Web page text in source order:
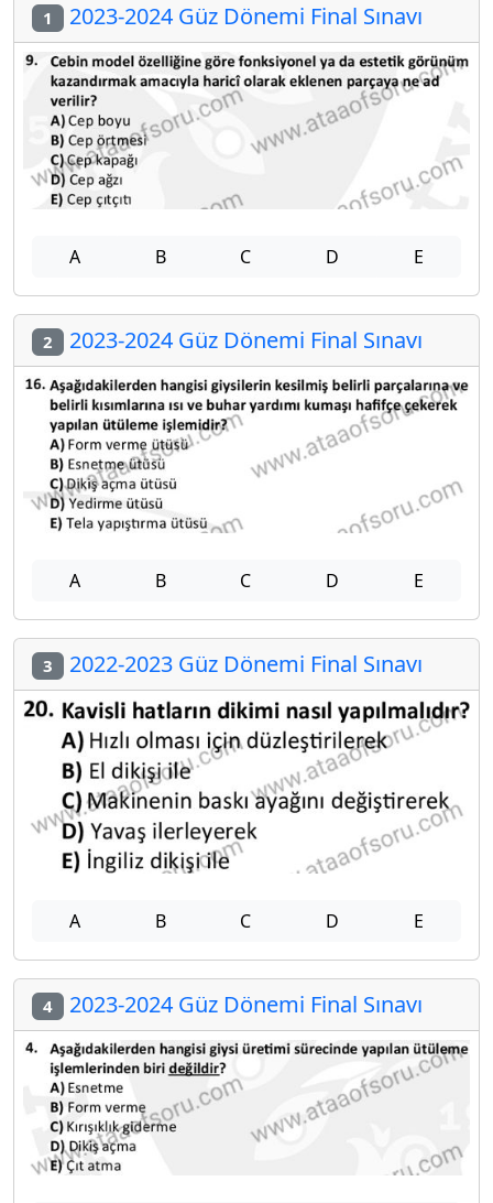
1 2023-2024 Güz Dönemi Final Sınavı
A B C D E
2 2023-2024 Güz Dönemi Final Sınavı
A B C D E
3 2022-2023 Güz Dönemi Final Sınavı
A B C D E
4 2023-2024 Güz Dönemi Final Sınavı